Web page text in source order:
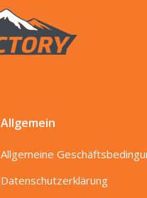
Allgemein
Allgemeine
Datenschutzerklärung